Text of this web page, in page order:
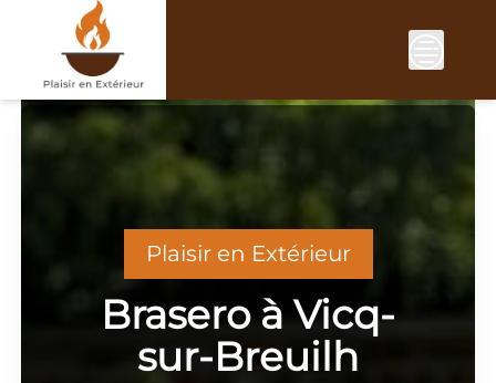
Plaisir en Extérieur
Brasero à Vicq-
sur-Breuilh